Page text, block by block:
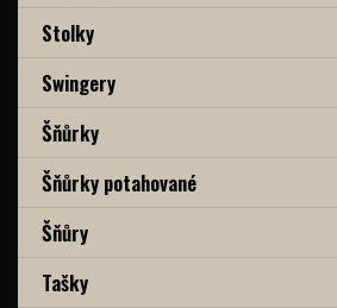
Stolky
Swingery
Šňůrky
Šňůrky potahované
Šňůry
Tašky